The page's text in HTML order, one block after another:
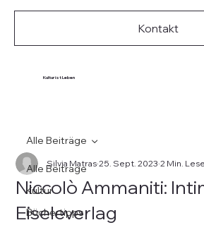
Kultur ist Leben
Kontakt
Alle Beiträge
Kultur
Büchertipps
Alle Beiträge
Niccolò Ammaniti:
Eiseleverlag
Silvia Matras 25. Sept. 2023 2 Min.